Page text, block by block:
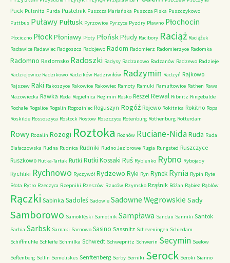
Puck Pulsnitz Purda Pustelnik Puszcza Mariańska Puszcza Piska Puszczykowo
Puttbus Puławy Pułtusk Pyrzowice Pyrzyce Pyzdry Pławno Płochocin
Płociczno PłockPłoniawy Płoty PłońskPłudy Racibory Raciąż Raciążek
Racławice Radawiec Radgoszcz Radojewo Radom Radomierz Radomierzyce Radomka
Radomno Radomsko Radoszki Radysy Radzanowo Radzanów Radzewo Radzieje
Radziejowice Radzikowo Radzików Radziwiłów Radzymin Radzyń Rajkowo
Rajszew Raki Rakoszyce Rakowice Rakowiec Ramoty Ramuki Ramułtowice Rathen Rawa
Mazowiecka Rawka Reda Regielnica Regimin Resko Reszel Rewal Ribnitz Ringebalde
Rochale Rogalice Rogalin Rogoziniec Roguszyn Rogóż Rojewo Rokitnica Rokitno Ropa
Roskilde Rossoszyca Rostock Rostow Roszczyce Rotenburg Rothenburg Rotterdam
Rowy Rozalin Rozogi Roztoka Rożnów Ruciane-NidaRuda Ruda
Białaczowska Rudna Rudnica Rudniki Rudno Jeziorowe Rugia Rungsted Ruszczyce
Ruszkowo Rutka-Tartak Rutki Rutki Kossaki Ruś Rybienko Rybno Rybojady
Rychliki Rychnowo Ryczywół Rydzewo Ryki Ryn Rynek Rynia Rypin Ryte
Błota Rytro Rzeczyca Rzepniki Rzeszów Rzuców Rzymsko Rząśnik Różan Rąbież Rąblów
Rączki Sabinka Sadoleś Sadowie Sadowne Węgrowskie Sady
Samborowo Samoklęski Samotnik Sampława Sandau Sanniki Santok
Sarbia Sarbsk Sarnaki Sarnowo Sasino Sassnitz Scheveningen Schiedam
Schiffmuhle Schleife Schmilka Schwedt Schwepnitz Schwerin Secymin Seelow
Seftenberg Sellin Semeliskes Senftenberg Serby Serniki Serock Seroki Sianno